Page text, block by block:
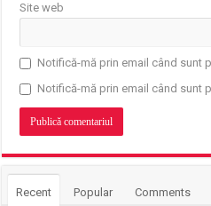
Site web
Notifică-mă prin email când sunt
Notifică-mă prin email când sunt
Recent Popular Comments